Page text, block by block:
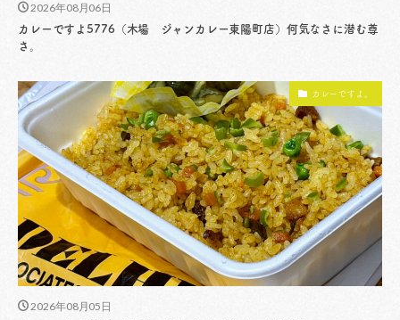
2026年08月06日
カレーですよ5776（木場 ジャンカレー東陽町店）何気なさに潜む尊
さ。
カレーですよ。
2026年08月05日